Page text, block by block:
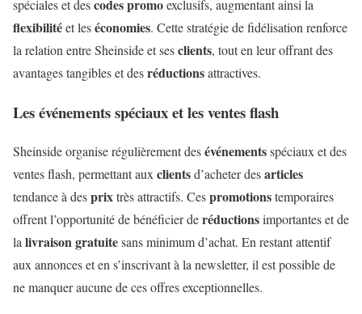
spéciales et descodes promoexclusifs, augmentant ainsi la
flexibilitéet leséconomies. Cette stratégie de fidélisation renforce
la relation entre Sheinside et sesclients, tout en leur offrant des
avantages tangibles et desréductionsattractives.
Les événements spéciaux et les ventes flash
Sheinside organise régulièrement desévénementsspéciaux et des
ventes flash, permettant auxclientsd’acheter desarticles
tendance à desprixtrès attractifs. Cespromotionstemporaires
offrent l’opportunité de bénéficier deréductionsimportantes et de
lalivraisongratuitesans minimum d’achat. En restant attentif
aux annonces et en s’inscrivant à la newsletter, il est possible de
ne manquer aucune de ces offres exceptionnelles.